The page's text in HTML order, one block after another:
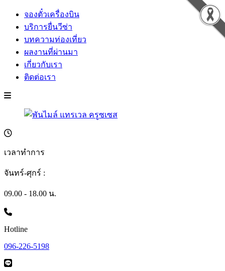
จองตั๋วเครื่องบิน
บริการยื่นวีซ่า
บทความท่องเที่ยว
ผลงานที่ผ่านมา
เกี่ยวกับเรา
ติดต่อเรา
เวลาทำการ
จันทร์-ศุกร์ :
09.00 - 18.00 น.
Hotline
096-226-5198